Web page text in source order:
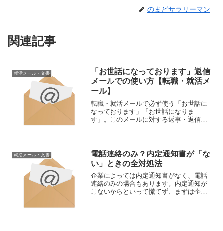
のまどサラリーマン
関連記事
就活メール・文書
「お世話になっております」返信
メールでの使い方【転職・就活メ
ール】
転職・就活メールで必ず使う「お世話に
なっております」「お世話になりま
す」。このメールに対する返事・返信は
へのメール返信は「お世話にな...
就活メール・文書
電話連絡のみ？内定通知書が「な
い」ときの全対処法
企業によっては内定通知書がなく、電話
連絡のみの場合もあります。内定通知が
こないからといって慌てず、まずは企業